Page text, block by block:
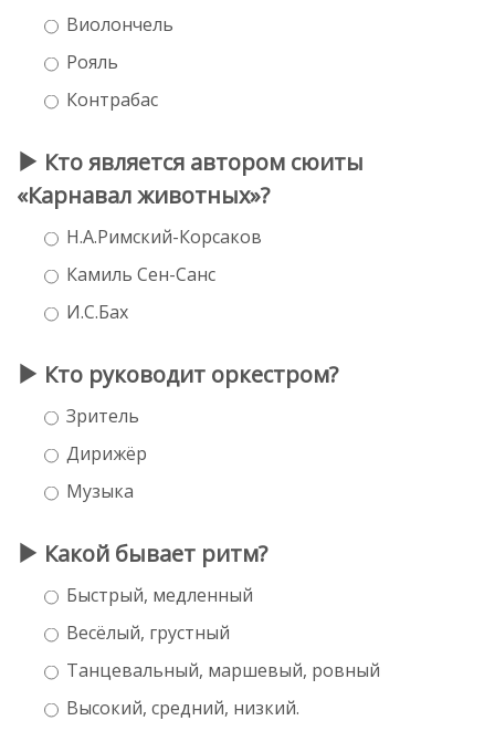
Виолончель
Рояль
Контрабас
Кто является автором сюиты
«Карнавал животных»?
Н.А.Римский-Корсаков
Камиль Сен-Санс
И.С.Бах
Кто руководит оркестром?
Зритель
Дирижёр
Музыка
Какой бывает ритм?
Быстрый, медленный
Весёлый, грустный
Танцевальный, маршевый, ровный
Высокий, средний, низкий.